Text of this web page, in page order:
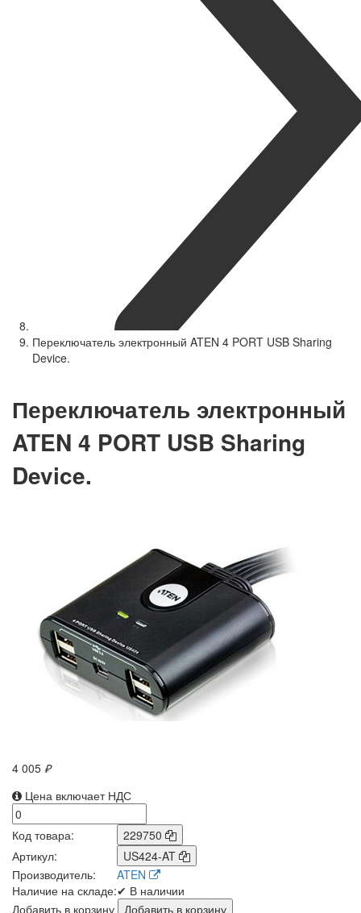
Переключатель электронный ATEN 4 PORT USB Sharing
Device.
Переключатель электронный
ATEN 4 PORT USB Sharing
Device.
4 005 ₽
Цена включает НДС
Код товара:
229750
Артикул:
US424-AT
Производитель:
ATEN
Наличие на складе:✔ В наличии
Добавить в корзину